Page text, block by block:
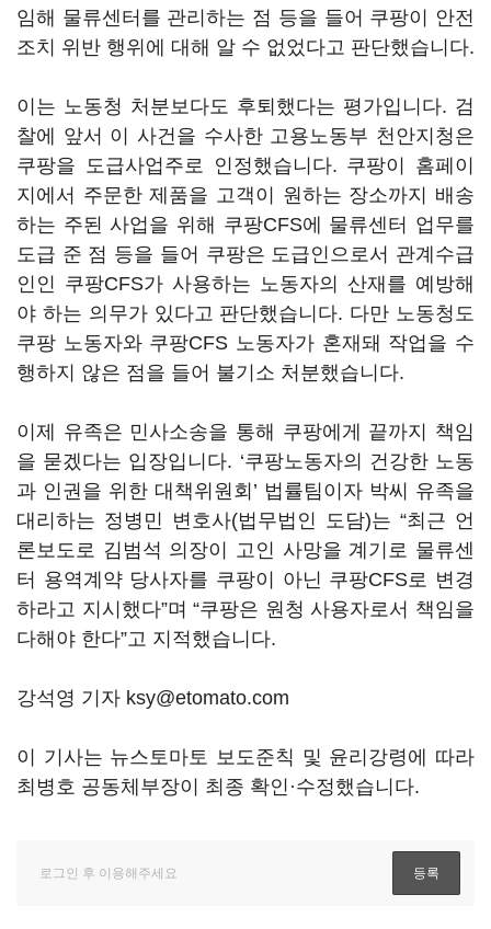
임해 물류센터를 관리하는 점 등을 들어 쿠팡이 안전
조치 위반 행위에 대해 알 수 없었다고 판단했습니다.
이는 노동청 처분보다도 후퇴했다는 평가입니다. 검
찰에 앞서 이 사건을 수사한 고용노동부 천안지청은
쿠팡을 도급사업주로 인정했습니다. 쿠팡이 홈페이
지에서 주문한 제품을 고객이 원하는 장소까지 배송
하는 주된 사업을 위해 쿠팡CFS에 물류센터 업무를
도급 준 점 등을 들어 쿠팡은 도급인으로서 관계수급
인인 쿠팡CFS가 사용하는 노동자의 산재를 예방해
야 하는 의무가 있다고 판단했습니다. 다만 노동청도
쿠팡 노동자와 쿠팡CFS 노동자가 혼재돼 작업을 수
행하지 않은 점을 들어 불기소 처분했습니다.
이제 유족은 민사소송을 통해 쿠팡에게 끝까지 책임
을 묻겠다는 입장입니다. ‘쿠팡노동자의 건강한 노동
과 인권을 위한 대책위원회’ 법률팀이자 박씨 유족을
대리하는 정병민 변호사(법무법인 도담)는 “최근 언
론보도로 김범석 의장이 고인 사망을 계기로 물류센
터 용역계약 당사자를 쿠팡이 아닌 쿠팡CFS로 변경
하라고 지시했다”며 “쿠팡은 원청 사용자로서 책임을
다해야 한다”고 지적했습니다.
강석영 기자 ksy@etomato.com
이 기사는 뉴스토마토 보도준칙 및 윤리강령에 따라
최병호 공동체부장이 최종 확인·수정했습니다.